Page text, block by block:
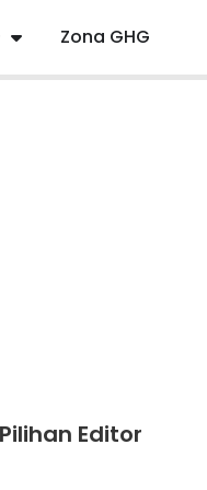
Zona GHG
Pilihan Editor